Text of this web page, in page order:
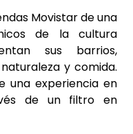
Movistar de una
de la cultura
sus barrios,
y comida.
una experiencia en
de un filtro en